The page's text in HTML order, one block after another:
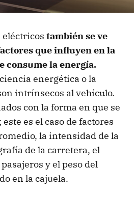
eléctricos también se ve
que influyen en la
consume la energía.
energética o la
intrínsecos al vehículo.
con la forma en que se
es el caso de factores
la intensidad de la
de la carretera, el
y el peso del
en la cajuela.